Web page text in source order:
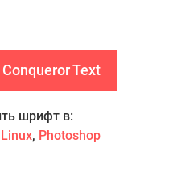
Text
шрифт в:
Linux, Photoshop